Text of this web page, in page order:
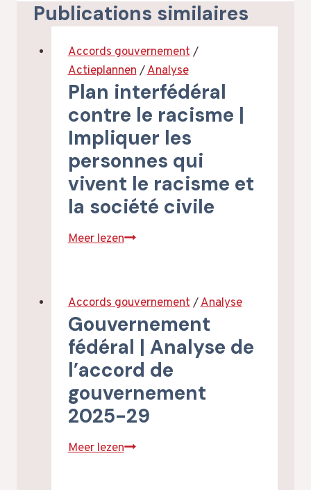
Publications similaires
Accords gouvernement/
Actieplannen/Analyse
Plan interfédéral
contre le racisme |
Impliquer les
personnes qui
vivent le racisme et
la société civile
Meer lezenPlan
|
Impliquer
les
personnes
qui
vivent
le
Accords gouvernement/Analyse
Gouvernement
fédéral | Analyse de
l’accord de
gouvernement
2025-29
Meer lezenGouvernement